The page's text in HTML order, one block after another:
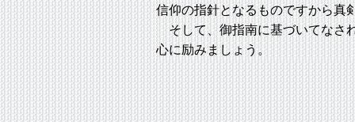
信仰の指針となるものですから真
そして、御指南に基づいてなさ
心に励みましょう。